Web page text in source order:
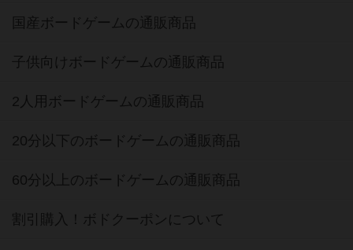
国産ボードゲームの通販商品
子供向けボードゲームの通販商品
2人用ボードゲームの通販商品
20分以下のボードゲームの通販商品
60分以上のボードゲームの通販商品
割引購入！ボドクーポンについて